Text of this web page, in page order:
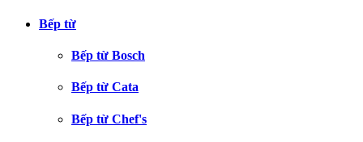
Bếp từ
Bếp từ Bosch
Bếp từ Cata
Bếp từ Chef's